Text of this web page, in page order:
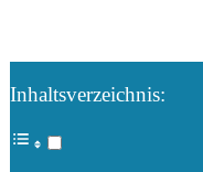
Inhaltsverzeichnis: